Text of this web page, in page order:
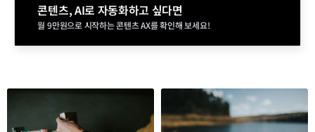
콘텐츠, AI로 자동화하고 싶다면
월 9만원으로 시작하는 콘텐츠 AX를 확인해 보세요!